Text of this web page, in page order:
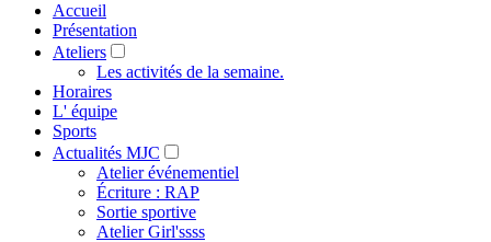
Accueil
Présentation
Ateliers
Les activités de la semaine.
Horaires
L' équipe
Sports
Actualités MJC
Atelier événementiel
Écriture : RAP
Sortie sportive
Atelier Girl'ssss